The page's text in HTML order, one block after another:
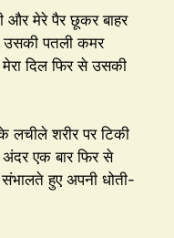
और मेरे पैर छूकर बाहर
उसकी पतली कमर
दिल फिर से उसकी
लचीले शरीर पर टिकी
एक बार फिर से
हुए अपनी धोती-